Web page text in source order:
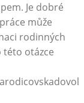
Je dobré
může
rodinných
této ​otázce